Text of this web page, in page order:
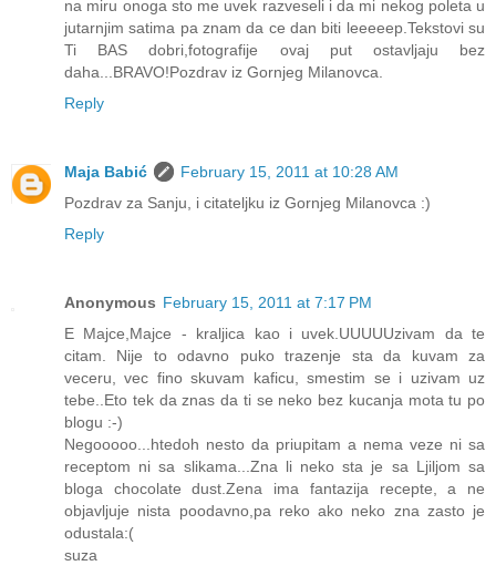
na miru onoga sto me uvek razveseli i da mi nekog poleta u
jutarnjim satima pa znam da ce dan biti leeeeep.Tekstovi su
Ti BAS dobri,fotografije ovaj put ostavljaju bez
daha...BRAVO!Pozdrav iz Gornjeg Milanovca.
Reply
Maja Babić
February 15, 2011 at 10:28 AM
Pozdrav za Sanju, i citateljku iz Gornjeg Milanovca :)
Reply
Anonymous February 15, 2011 at 7:17 PM
E Majce,Majce - kraljica kao i uvek.UUUUUzivam da te
citam. Nije to odavno puko trazenje sta da kuvam za
veceru, vec fino skuvam kaficu, smestim se i uzivam uz
tebe..Eto tek da znas da ti se neko bez kucanja mota tu po
blogu :-)
Negooooo...htedoh nesto da priupitam a nema veze ni sa
receptom ni sa slikama...Zna li neko sta je sa Ljiljom sa
bloga chocolate dust.Zena ima fantazija recepte, a ne
objavljuje nista poodavno,pa reko ako neko zna zasto je
odustala:(
suza